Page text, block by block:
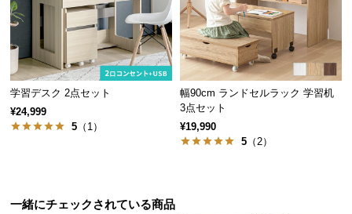
保
に
会
収納性抜群。作業がはかどるラック付きデスク
学習デスク 2点セット
¥24,999
5 （1）
幅90cm ランドセルラック 学習机
3点セット
¥19,990
5 （2）
一緒にチェックされている商品